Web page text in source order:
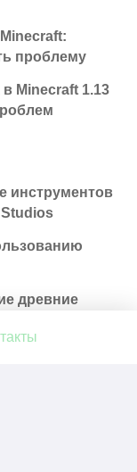
проблему
Minecraft 1.13
инструментов
древние